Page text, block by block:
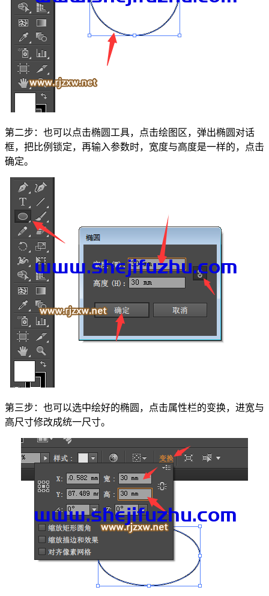
第二步：也可以点击椭圆工具，点击绘图区，弹出椭圆对话
框，把比例锁定，再输入参数时，宽度与高度是一样的，点击
确定。
第三步：也可以选中绘好的椭圆，点击属性栏的变换，进宽与
高尺寸修改成统一尺寸。